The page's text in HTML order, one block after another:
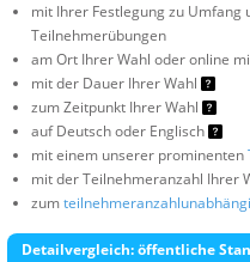
mit Ihrer Festlegung zu Umfang
Teilnehmerübungen
am Ort Ihrer Wahl oder online
mit der Dauer Ihrer Wahl
zum Zeitpunkt Ihrer Wahl
auf Deutsch oder Englisch
mit einem unserer prominenten
mit der Teilnehmeranzahl Ihrer
zum
Detailvergleich: öffentliche